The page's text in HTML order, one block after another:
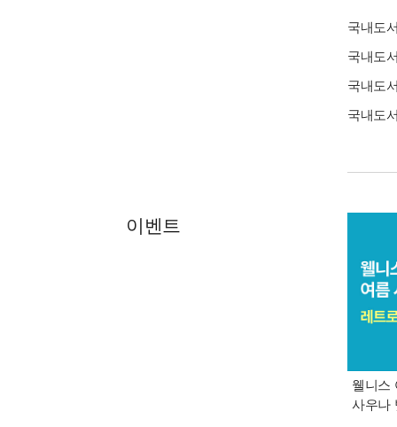
국내도
국내도
국내도
국내도
이벤트
웰니스
사우나